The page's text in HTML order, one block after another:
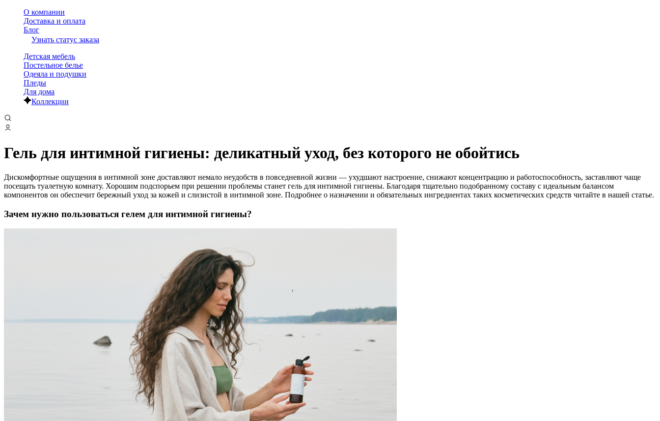
О компании
Доставка и оплата
Блог
Узнать статус заказа
Детская мебель
Постельное белье
Одеяла и подушки
Пледы
Для дома
Коллекции
Гель для интимной гигиены: деликатный уход, без которого не обойтись
Дискомфортные ощущения в интимной зоне доставляют немало неудобств в повседневной жизни — ухудшают настроение, снижают концентрацию и работоспособность, заставляют чаще
посещать туалетную комнату. Хорошим подспорьем при решении проблемы станет гель для интимной гигиены. Благодаря тщательно подобранному составу с идеальным балансом
компонентов он обеспечит бережный уход за кожей и слизистой в интимной зоне. Подробнее о назначении и обязательных ингредиентах таких косметических средств читайте в нашей статье.
Зачем нужно пользоваться гелем для интимной гигиены?